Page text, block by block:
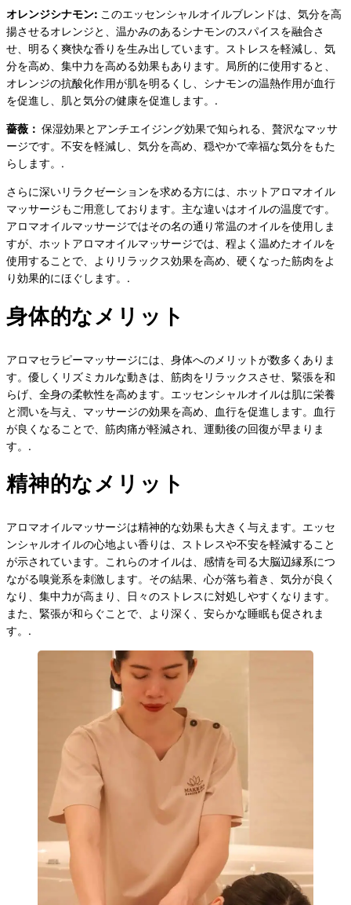
オレンジシナモン: このエッセンシャルオイルブレンドは、気分を高
揚させるオレンジと、温かみのあるシナモンのスパイスを融合さ
せ、明るく爽快な香りを生み出しています。ストレスを軽減し、気
分を高め、集中力を高める効果もあります。局所的に使用すると、
オレンジの抗酸化作用が肌を明るくし、シナモンの温熱作用が血行
を促進し、肌と気分の健康を促進します。.
薔薇： 保湿効果とアンチエイジング効果で知られる、贅沢なマッサ
ージです。不安を軽減し、気分を高め、穏やかで幸福な気分をもた
らします。.
さらに深いリラクゼーションを求める方には、ホットアロマオイル
マッサージもご用意しております。主な違いはオイルの温度です。
アロマオイルマッサージではその名の通り常温のオイルを使用しま
すが、ホットアロマオイルマッサージでは、程よく温めたオイルを
使用することで、よりリラックス効果を高め、硬くなった筋肉をよ
り効果的にほぐします。.
身体的なメリット
アロマセラピーマッサージには、身体へのメリットが数多くありま
す。優しくリズミカルな動きは、筋肉をリラックスさせ、緊張を和
らげ、全身の柔軟性を高めます。エッセンシャルオイルは肌に栄養
と潤いを与え、マッサージの効果を高め、血行を促進します。血行
が良くなることで、筋肉痛が軽減され、運動後の回復が早まりま
す。.
精神的なメリット
アロマオイルマッサージは精神的な効果も大きく与えます。エッセ
ンシャルオイルの心地よい香りは、ストレスや不安を軽減すること
が示されています。これらのオイルは、感情を司る大脳辺縁系につ
ながる嗅覚系を刺激します。その結果、心が落ち着き、気分が良く
なり、集中力が高まり、日々のストレスに対処しやすくなります。
また、緊張が和らぐことで、より深く、安らかな睡眠も促されま
す。.